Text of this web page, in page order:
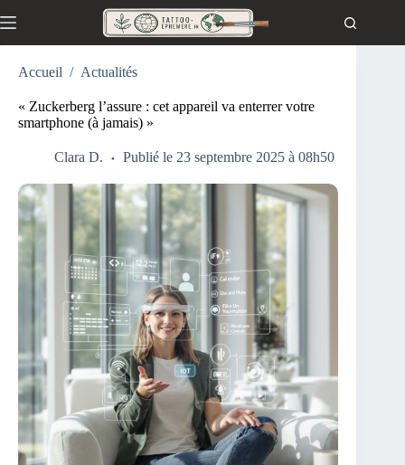
au
Accueil / Actualités
« Zuckerberg l’assure : cet appareil va enterrer votre
smartphone (à jamais) »
Clara D. Publié le 23 septembre 2025 à 08h50